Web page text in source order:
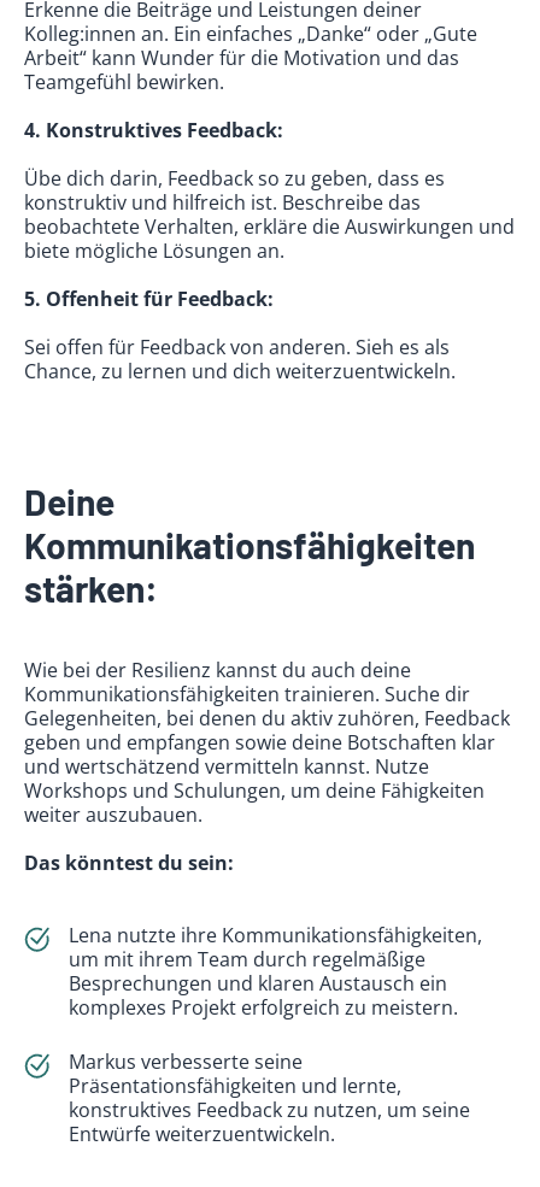
Erkenne die Beiträge und Leistungen deiner
Kolleg:innen an. Ein einfaches „Danke“ oder „Gute
Arbeit“ kann Wunder für die Motivation und das
Teamgefühl bewirken.
4. Konstruktives Feedback:
Übe dich darin, Feedback so zu geben, dass es
konstruktiv und hilfreich ist. Beschreibe das
beobachtete Verhalten, erkläre die Auswirkungen und
biete mögliche Lösungen an.
5. Offenheit für Feedback:
Sei offen für Feedback von anderen. Sieh es als
Chance, zu lernen und dich weiterzuentwickeln.
Deine
Kommunikationsfähigkeiten
stärken:
Wie bei der Resilienz kannst du auch deine
Kommunikationsfähigkeiten trainieren. Suche dir
Gelegenheiten, bei denen du aktiv zuhören, Feedback
geben und empfangen sowie deine Botschaften klar
und wertschätzend vermitteln kannst. Nutze
Workshops und Schulungen, um deine Fähigkeiten
weiter auszubauen.
Das könntest du sein:
Lena nutzte ihre Kommunikationsfähigkeiten,
um mit ihrem Team durch regelmäßige
Besprechungen und klaren Austausch ein
komplexes Projekt erfolgreich zu meistern.
Markus verbesserte seine
Präsentationsfähigkeiten und lernte,
konstruktives Feedback zu nutzen, um seine
Entwürfe weiterzuentwickeln.